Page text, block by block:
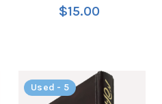
$15.00
Used - 5